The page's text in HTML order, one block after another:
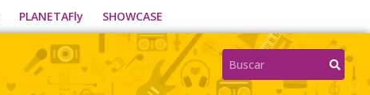
PLANETAFly SHOWCASE